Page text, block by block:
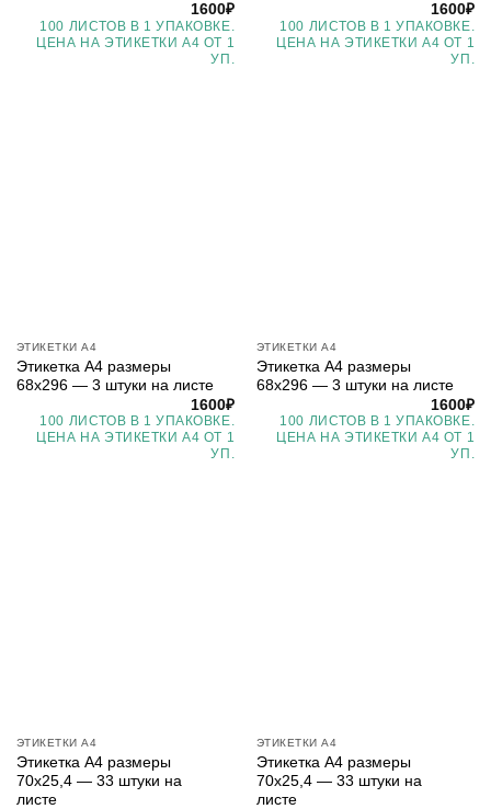
1600₽
100 ЛИСТОВ В 1 УПАКОВКЕ.
ЦЕНА НА ЭТИКЕТКИ А4 ОТ 1
УП.
1600₽
100 ЛИСТОВ В 1 УПАКОВКЕ.
ЦЕНА НА ЭТИКЕТКИ А4 ОТ 1
УП.
ЭТИКЕТКИ А4
Этикетка А4 размеры
68х296 — 3 штуки на листе
1600₽
100 ЛИСТОВ В 1 УПАКОВКЕ.
ЦЕНА НА ЭТИКЕТКИ А4 ОТ 1
УП.
ЭТИКЕТКИ А4
Этикетка А4 размеры
68х296 — 3 штуки на листе
1600₽
100 ЛИСТОВ В 1 УПАКОВКЕ.
ЦЕНА НА ЭТИКЕТКИ А4 ОТ 1
УП.
ЭТИКЕТКИ А4
Этикетка А4 размеры
70х25,4 — 33 штуки на
листе
ЭТИКЕТКИ А4
Этикетка А4 размеры
70х25,4 — 33 штуки на
листе